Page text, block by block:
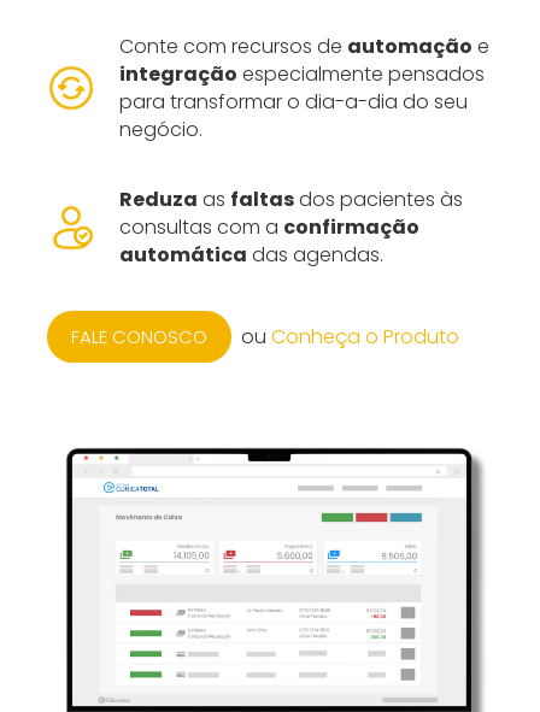
Conte com recursos de automação e
integração especialmente pensados
para transformar o dia-a-dia do seu
negócio.
Reduza as faltasdos pacientes às
consultas com a confirmação
automática das agendas.
FALE CONOSCO ou Conheça o Produto